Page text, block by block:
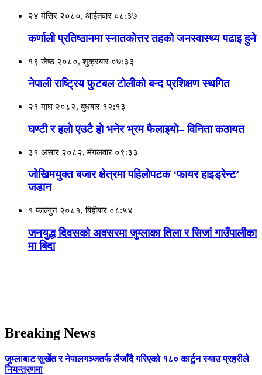
२४ मंसिर २०८०, आईतवार ०८:३७
कर्णाली प्रतिष्ठानमा स्नातकोत्तर तहको जनस्वास्थ्य पढाइ हुने
१९ जेष्ठ २०८०, शुक्रबार ०७:३३
नेपाली राष्ट्रिय फुटबल टोलीको बन्द प्रशिक्षण स्थगित
२१ माघ २०८२, बुधबार १२:१३
घण्टी र हलाे एउटै हाे भनेर भ्रम फैलाइयाे– विनिता कठायत
३१ असार २०८२, मंगलवार ०९:३३
जोखिमयुक्त बजार क्षेत्रमा पहिलोपटक ‘फायर हाइड्रेन्ट’
जडान
१ फाल्गुन २०८१, बिहीबार ०८:५४
जनयुद्ध दिवसको अवसरमा जुम्लाका तिला र सिजां गाउँपालीका
मा बिदा
Breaking News
जुम्लाबाट सुर्खेत र नेपालगञ्जतर्फ लैजाँदै गरिएको १८० कार्टुन स्याउ प्रहरीले
नियन्त्रणमा